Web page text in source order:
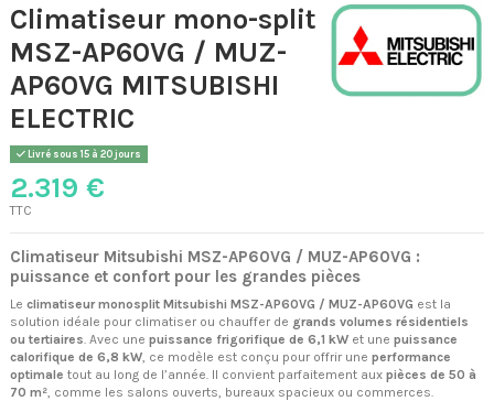
Climatiseur mono-split
MSZ-AP60VG / MUZ-
AP60VG MITSUBISHI
ELECTRIC
Livré sous 15 à 20 jours
2.319 €
TTC
Climatiseur Mitsubishi MSZ-AP60VG / MUZ-AP60VG :
puissance et confort pour les grandes pièces
Le climatiseur monosplit Mitsubishi MSZ-AP60VG / MUZ-AP60VG est la
solution idéale pour climatiser ou chauffer de grands volumes résidentiels
ou tertiaires. Avec une puissance frigorifique de 6,1 kW et une puissance
calorifique de 6,8 kW, ce modèle est conçu pour offrir une performance
optimale tout au long de l’année. Il convient parfaitement aux pièces de 50 à
70 m², comme les salons ouverts, bureaux spacieux ou commerces.